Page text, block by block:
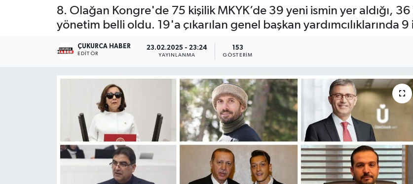
8. Olağan Kongre'de 75 kişilik MKYK’de 39 yeni ismin yer aldığı, 36
yönetim belli oldu. 19'a çıkarılan genel başkan yardımcılıklarında
ÇUKURCA HABER
EDITÖR
23.02.2025 - 23:24
YAYINLANMA
153
GÖSTERIM
Gündem
Hakkari
Haber Arşivi